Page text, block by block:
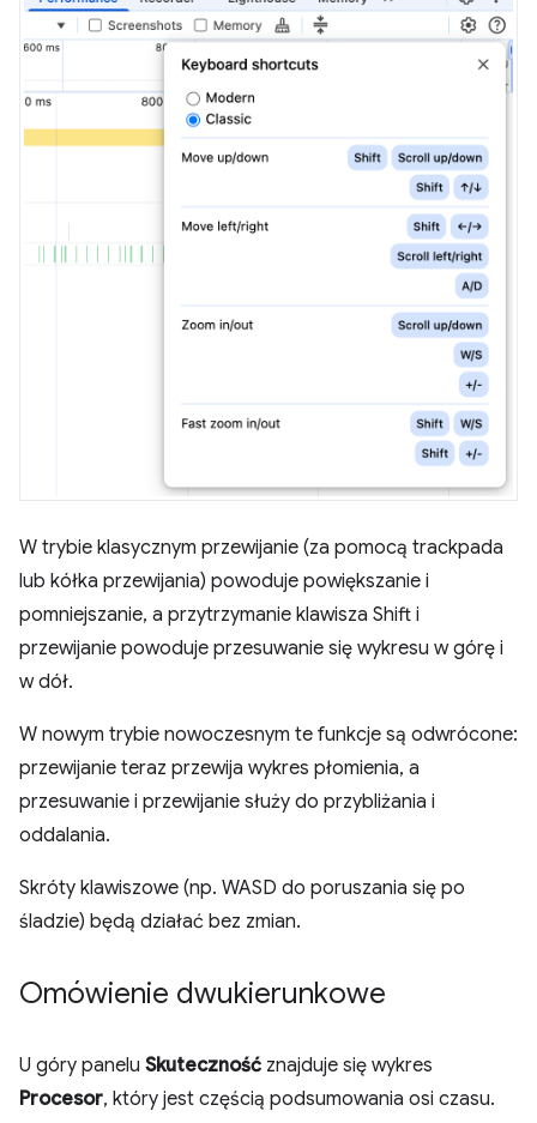
W trybie klasycznym przewijanie (za pomocą trackpada
lub kółka przewijania) powoduje powiększanie i
pomniejszanie, a przytrzymanie klawisza Shift i
przewijanie powoduje przesuwanie się wykresu w górę i
w dół.
W nowym trybie nowoczesnym te funkcje są odwrócone:
przewijanie teraz przewija wykres płomienia, a
przesuwanie i przewijanie służy do przybliżania i
oddalania.
Skróty klawiszowe (np. WASD do poruszania się po
śladzie) będą działać bez zmian.
Omówienie dwukierunkowe
U góry panelu Skuteczność znajduje się wykres
Procesor, który jest częścią podsumowania osi czasu.